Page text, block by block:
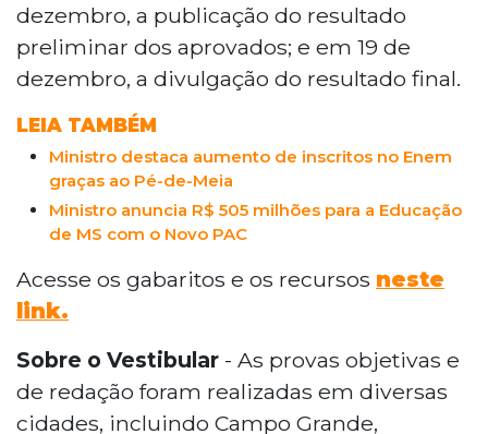
dezembro, a publicação do resultado
preliminar dos aprovados; e em 19 de
dezembro, a divulgação do resultado final.
LEIA TAMBÉM
Ministro destaca aumento de inscritos no Enem
graças ao Pé-de-Meia
Ministro anuncia R$ 505 milhões para a Educação
de MS com o Novo PAC
Acesse os gabaritos e os recursos neste
link.
Sobre o Vestibular - As provas objetivas e
de redação foram realizadas em diversas
cidades, incluindo Campo Grande,